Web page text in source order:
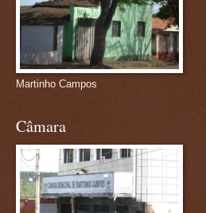
Martinho Campos
Câmara